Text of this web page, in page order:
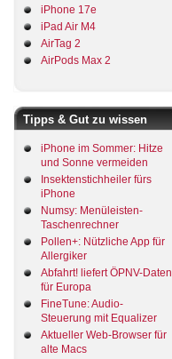
iPhone 17e
iPad Air M4
AirTag 2
AirPods Max 2
Tipps & Gut zu wissen
iPhone im Sommer: Hitze
und Sonne vermeiden
Insektenstichheiler fürs
iPhone
Numsy: Menüleisten-
Taschenrechner
Pollen+: Nützliche App für
Allergiker
Abfahrt! liefert ÖPNV-Daten
für Europa
FineTune: Audio-
Steuerung mit Equalizer
Aktueller Web-Browser für
alte Macs